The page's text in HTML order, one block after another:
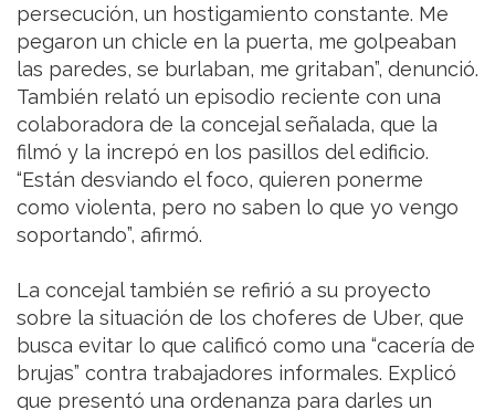
persecución, un hostigamiento constante. Me
pegaron un chicle en la puerta, me golpeaban
las paredes, se burlaban, me gritaban”, denunció.
También relató un episodio reciente con una
colaboradora de la concejal señalada, que la
filmó y la increpó en los pasillos del edificio.
“Están desviando el foco, quieren ponerme
como violenta, pero no saben lo que yo vengo
soportando”, afirmó.
La concejal también se refirió a su proyecto
sobre la situación de los choferes de Uber, que
busca evitar lo que calificó como una “cacería de
brujas” contra trabajadores informales. Explicó
que presentó una ordenanza para darles un